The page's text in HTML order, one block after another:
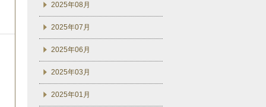
2025年08月
2025年07月
2025年06月
2025年03月
2025年01月